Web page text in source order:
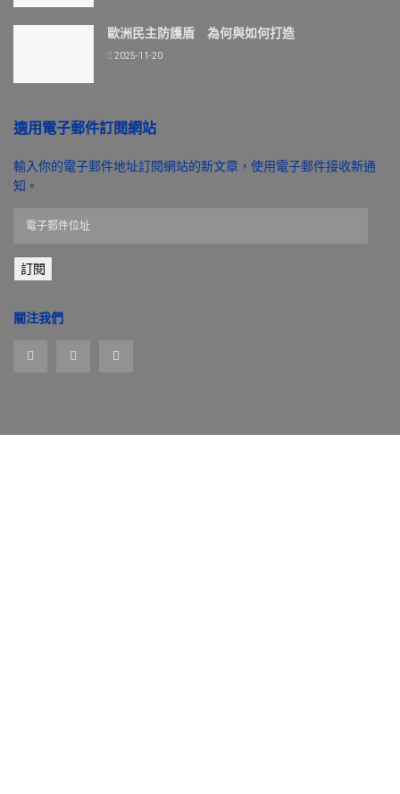
歐洲民主防護盾 為何與如何打造
2025-11-20
適用電子郵件訂閱網站
輸入你的電子郵件地址訂閱網站的新文章，使用電子郵件接收新通
知。
郵
件
址
訂閱
關注我們